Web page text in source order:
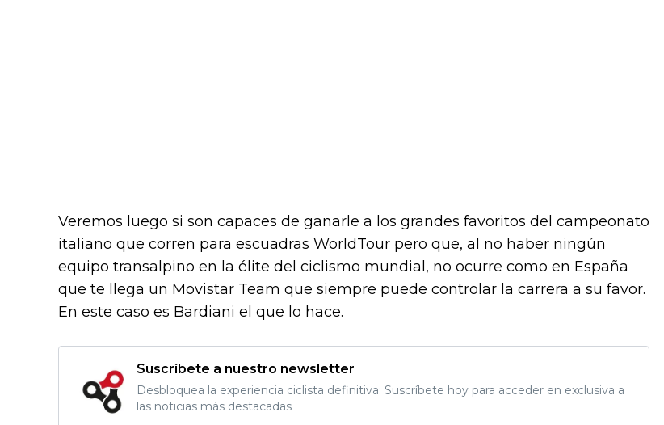
Veremos luego si son capaces de ganarle a los grandes favoritos del campeonato
italiano que corren para escuadras WorldTour pero que, al no haber ningún
equipo transalpino en la élite del ciclismo mundial, no ocurre como en España
que te llega un Movistar Team que siempre puede controlar la carrera a su favor.
En este caso es Bardiani el que lo hace.
Suscríbete a nuestro newsletter
Desbloquea la experiencia ciclista definitiva: Suscríbete hoy para acceder en exclusiva a
las noticias más destacadas